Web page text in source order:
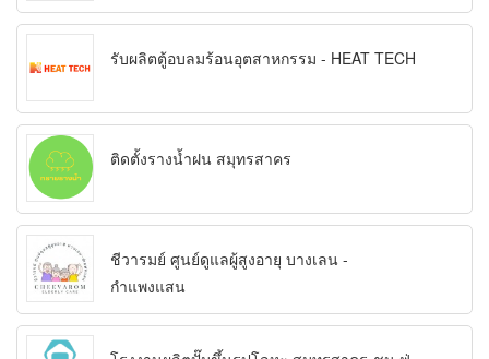
รับผลิตตู้อบลมร้อนอุตสาหกรรม - HEAT TECH
ติดตั้งรางน้ำฝน สมุทรสาคร
ชีวารมย์ ศูนย์ดูแลผู้สูงอายุ บางเลน -
กำแพงแสน